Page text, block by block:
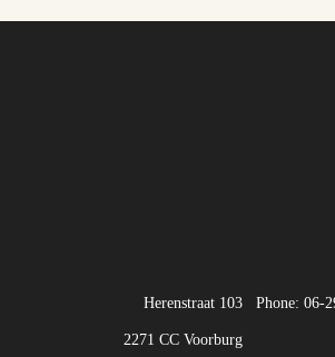
Phone: 06-
Herenstraat 103
2271 CC Voorburg